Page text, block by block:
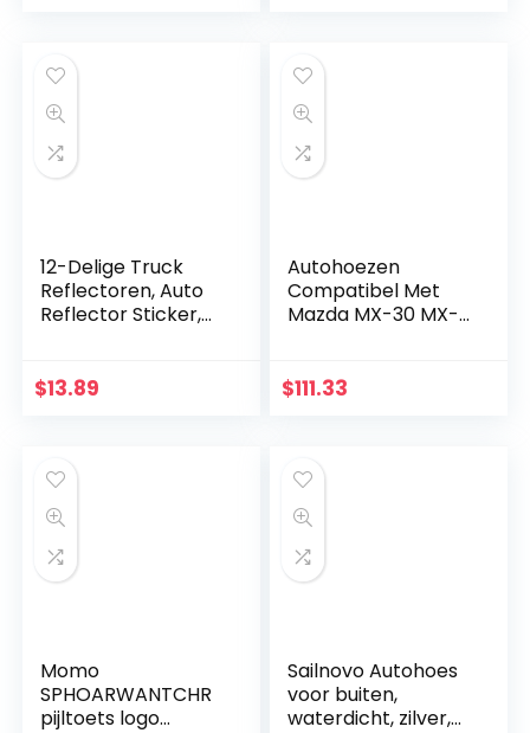
12-Delige Truck
Reflectoren, Auto
Reflector Sticker,
Reflectoren
$13.89
Autohoezen
Compatibel Met
Mazda MX-30 MX-3
Katoen 100%
$111.33
Momo
SPHOARWANTCHR
pijltoets logo
Sailnovo Autohoes
voor buiten,
waterdicht, zilver,